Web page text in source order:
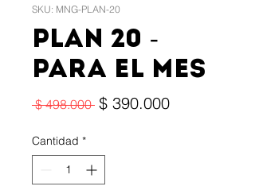
SKU: MNG-PLAN-20
PLAN 20 -
PARA EL MES
$ 498.000 Precio
$ 390.000Precio
Cantidad *